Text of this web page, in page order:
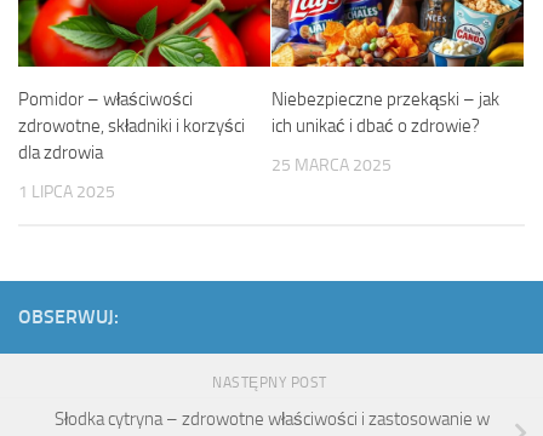
Pomidor – właściwości
zdrowotne, składniki i korzyści
dla zdrowia
1 LIPCA 2025
Niebezpieczne przekąski – jak
ich unikać i dbać o zdrowie?
25 MARCA 2025
OBSERWUJ:
NASTĘPNY POST
Słodka cytryna – zdrowotne właściwości i zastosowanie w